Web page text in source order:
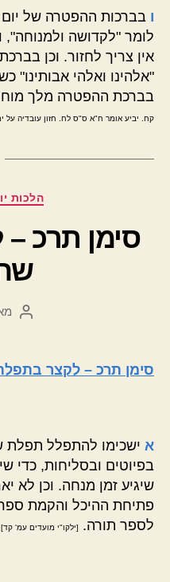
ו בברכות ההפטרה של
לומר "לקדושה
אין צריך לחזור. וכן
"אלהינו ואלהי
בברכת ההפטרה מלך מוחל
קח. יביע אומר ח"א ס"ס לח. חזון עובדיה על
הלכות
סימן תרכ
סימן תרכ – לקצר
א ישכימו להתפלל תפלת
בפיוטים ובסליחות, כדי
שיגיע זמן מנחה. וכן לא
פתיחת ההיכל והקמת ספר
לספר תורה.
[ילקו"י מועדים עמ' קד]